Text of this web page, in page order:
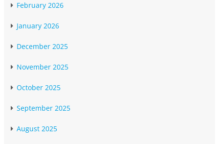
February 2026
January 2026
December 2025
November 2025
October 2025
September 2025
August 2025